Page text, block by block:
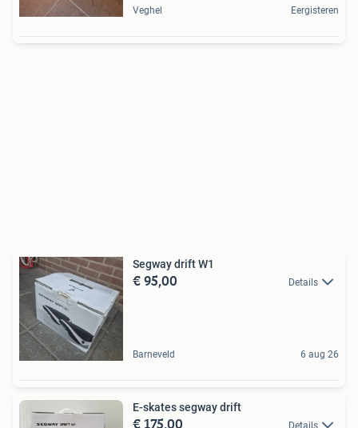
Veghel Eergisteren
Segway drift W1
€ 95,00 Details
Barneveld 6 aug 26
E-skates segway drift
€ 175,00 Details